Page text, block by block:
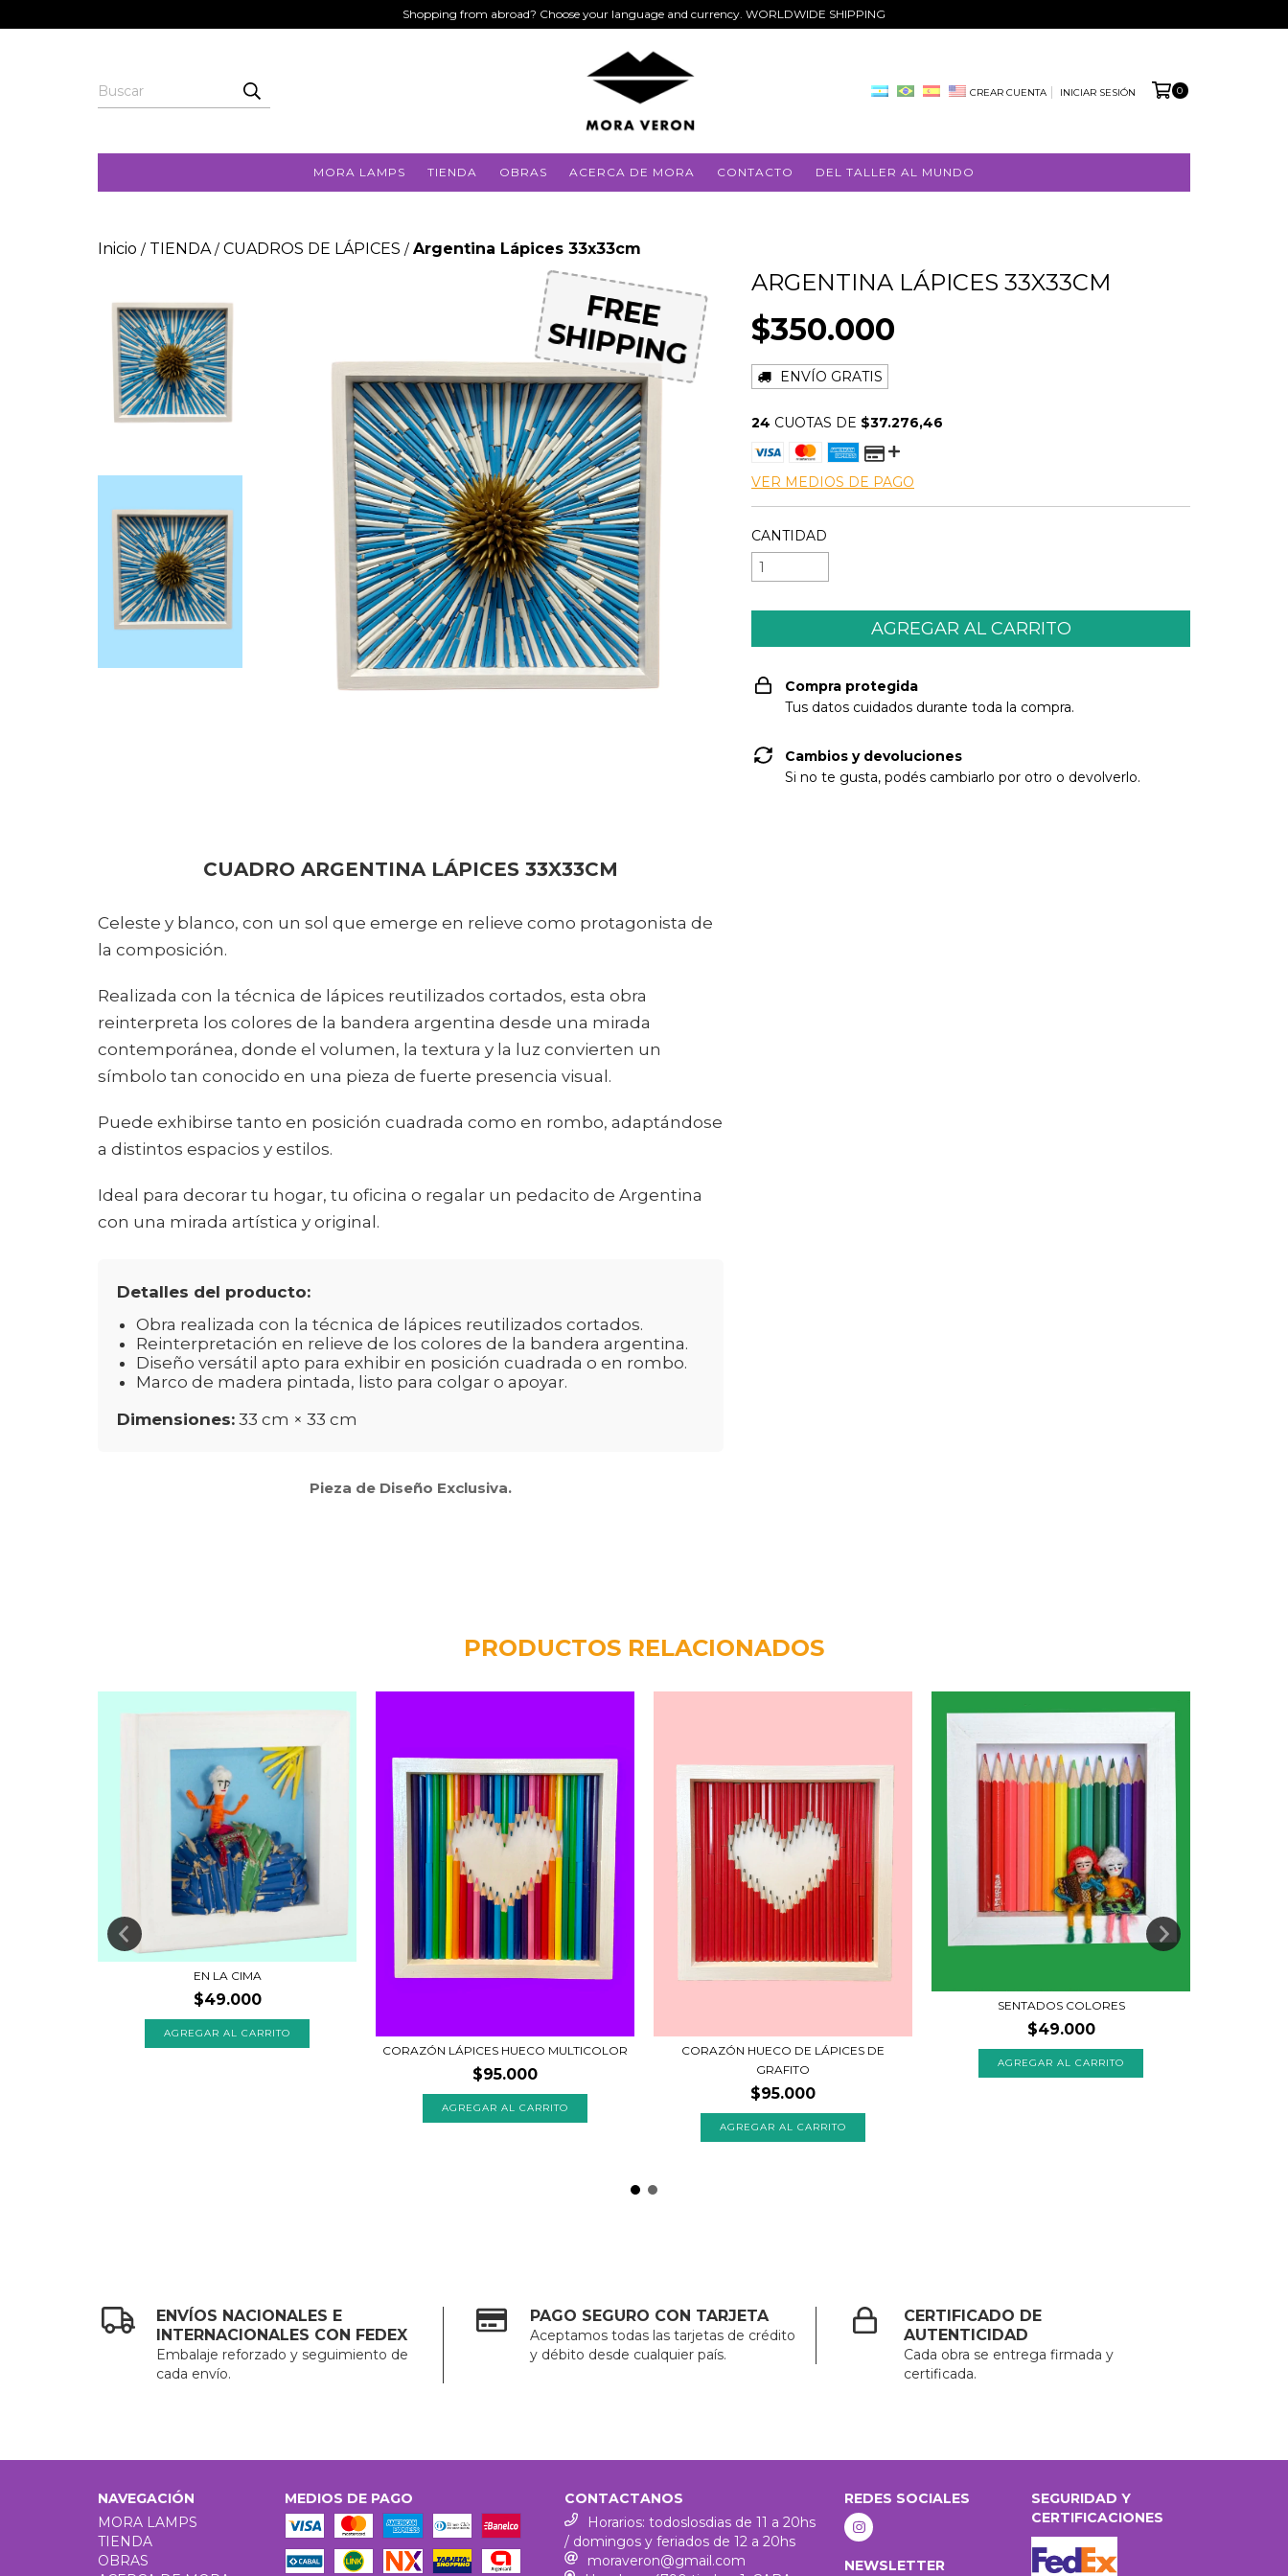
Shopping from abroad? Choose your language and currency. WORLDWIDE SHIPPING
CREAR CUENTA INICIAR SESIÓN 0
MORA LAMPS TIENDA OBRAS ACERCA DE MORA CONTACTO DEL TALLER AL MUNDO
Inicio / TIENDA / CUADROS DE LÁPICES / Argentina Lápices 33x33cm
FREE
SHIPPING
FREE
SHIPPING
CUADRO ARGENTINA LÁPICES 33X33CM
Celeste y blanco, con un sol que emerge en relieve como protagonista de
la composición.
Realizada con la técnica de lápices reutilizados cortados, esta obra
reinterpreta los colores de la bandera argentina desde una mirada
contemporánea, donde el volumen, la textura y la luz convierten un
símbolo tan conocido en una pieza de fuerte presencia visual.
Puede exhibirse tanto en posición cuadrada como en rombo, adaptándose
a distintos espacios y estilos.
Ideal para decorar tu hogar, tu oficina o regalar un pedacito de Argentina
con una mirada artística y original.
Detalles del producto:
Obra realizada con la técnica de lápices reutilizados cortados.
Reinterpretación en relieve de los colores de la bandera argentina.
Diseño versátil apto para exhibir en posición cuadrada o en rombo.
Marco de madera pintada, listo para colgar o apoyar.
Dimensiones: 33 cm × 33 cm
Pieza de Diseño Exclusiva.
ARGENTINA LÁPICES 33X33CM
$350.000
ENVÍO GRATIS
24 CUOTAS DE $37.276,46
VER MEDIOS DE PAGO
CANTIDAD
Compra protegida
Tus datos cuidados durante toda la compra.
Cambios y devoluciones
Si no te gusta, podés cambiarlo por otro o devolverlo.
PRODUCTOS RELACIONADOS
EN LA CIMA
$49.000
CORAZÓN LÁPICES HUECO MULTICOLOR
$95.000
CORAZÓN HUECO DE LÁPICES DE
GRAFITO
$95.000
SENTADOS COLORES
$49.000
AGREGAR AL CARRITO
ENVÍOS NACIONALES E
INTERNACIONALES CON FEDEX
Embalaje reforzado y seguimiento de
cada envío.
PAGO SEGURO CON TARJETA
Aceptamos todas las tarjetas de crédito
y débito desde cualquier país.
CERTIFICADO DE
AUTENTICIDAD
Cada obra se entrega firmada y
certificada.
NAVEGACIÓN
MORA LAMPS
TIENDA
OBRAS
MEDIOS DE PAGO
CONTACTANOS
Horarios: todoslosdias de 11 a 20hs
/ domingos y feriados de 12 a 20hs
moraveron@gmail.com
REDES SOCIALES
NEWSLETTER
SEGURIDAD Y
CERTIFICACIONES